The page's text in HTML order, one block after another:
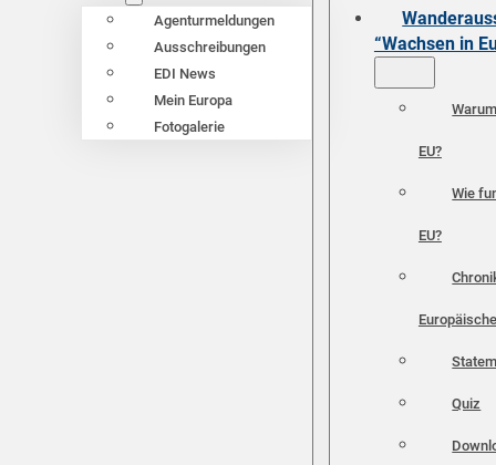
Agenturmeldungen
Ausschreibungen
EDI News
Mein Europa
Fotogalerie
“Wachsen in
EU?
Wie
EU?
Quiz